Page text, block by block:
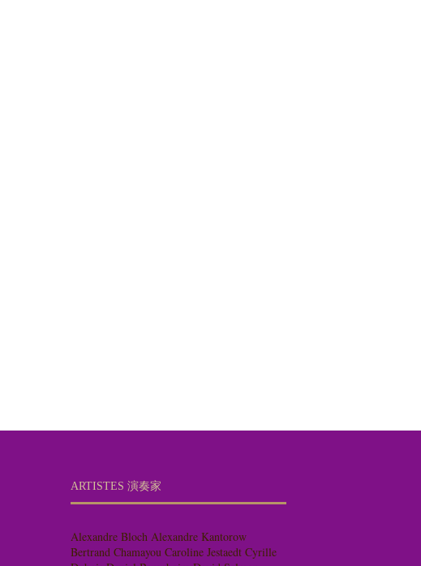
ARTISTES 演奏家
Alexandre Bloch Alexandre Kantorow
Bertrand Chamayou Caroline Jestaedt Cyrille